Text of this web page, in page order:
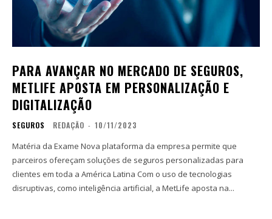
PARA AVANÇAR NO MERCADO DE SEGUROS,
METLIFE APOSTA EM PERSONALIZAÇÃO E
DIGITALIZAÇÃO
SEGUROS REDAÇÃO - 10/11/2023
Matéria da Exame Nova plataforma da empresa permite que
parceiros ofereçam soluções de seguros personalizadas para
clientes em toda a América Latina Com o uso de tecnologias
disruptivas, como inteligência artificial, a MetLife aposta na...